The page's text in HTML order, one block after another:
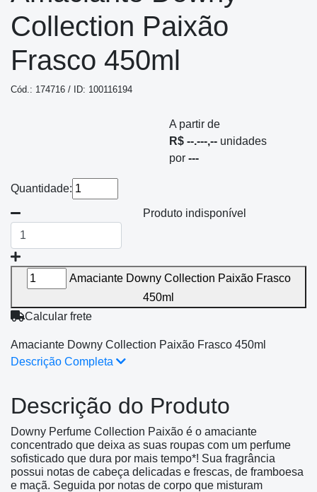
Collection Paixão
Frasco 450ml
Cód.: 174716 / ID: 100116194
A partir de
R$ --.---,-- unidades
por ---
Quantidade:
Produto indisponível
Amaciante Downy Collection Paixão Frasco
450ml
Calcular frete
Amaciante Downy Collection Paixão Frasco 450ml
Descrição Completa
Descrição do Produto
Downy Perfume Collection Paixão é o amaciante
concentrado que deixa as suas roupas com um perfume
sofisticado que dura por mais tempo*! Sua fragrância
possui notas de cabeça delicadas e frescas, de framboesa
e maçã. Seguida por notas de corpo que misturam